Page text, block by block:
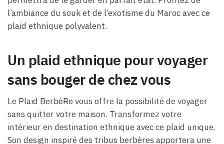
l’ambiance du souk et de l’exotisme du Maroc avec ce
plaid ethnique polyvalent.
Un plaid ethnique pour voyager
sans bouger de chez vous
Le Plaid BerbèRe vous offre la possibilité de voyager
sans quitter votre maison. Transformez votre
intérieur en destination ethnique avec ce plaid unique.
Son design inspiré des tribus berbères apportera une